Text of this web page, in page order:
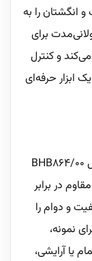
را به
برای
و کنترل
ابزار حرفه‌ای
رنگ مشکی در طراحی فر کننده مو فیلیپس مدل BHB864/00
در برابر
و دوام را
نمونه،
یا آرایشی،